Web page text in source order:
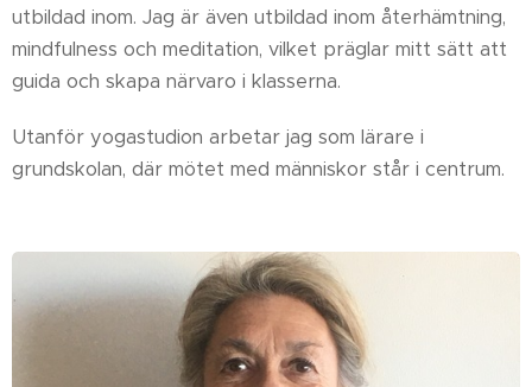
utbildad inom. Jag är även utbildad inom återhämtning,
mindfulness och meditation, vilket präglar mitt sätt att
guida och skapa närvaro i klasserna.
Utanför yogastudion arbetar jag som lärare i
grundskolan, där mötet med människor står i centrum.